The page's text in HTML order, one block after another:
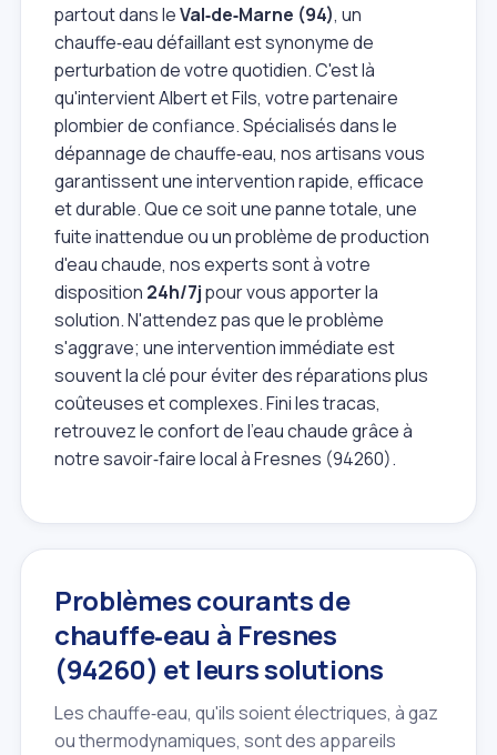
partout dans leVal‑de‑Marne (94), un
chauffe‑eau défaillant est synonyme de
perturbation de votre quotidien. C'est là
qu'intervient Albert et Fils, votre partenaire
plombier de confiance. Spécialisés dans le
dépannage de chauffe‑eau, nos artisans vous
garantissent une intervention rapide, efficace
et durable. Que ce soit une panne totale, une
fuite inattendue ou un problème de production
d'eau chaude, nos experts sont à votre
disposition 24h/7jpour vous apporter la
solution. N'attendez pas que le problème
s'aggrave; une intervention immédiate est
souvent la clé pour éviter des réparations plus
coûteuses et complexes. Fini les tracas,
retrouvez le confort de l'eau chaude grâce à
notre savoir‑faire local à Fresnes (94260).
Problèmes courants de
chauffe‑eau à Fresnes
(94260) et leurs solutions
Les chauffe‑eau, qu'ils soient électriques, à gaz
ou thermodynamiques, sont des appareils